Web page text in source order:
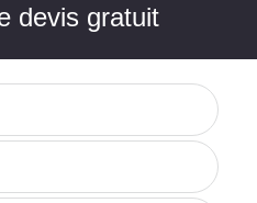
devis gratuit